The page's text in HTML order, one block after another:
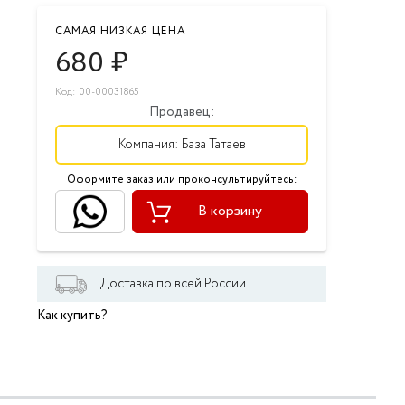
САМАЯ НИЗКАЯ ЦЕНА
680 ₽
Код: 00-00031865
Продавец:
Компания: База Татаев
Оформите заказ или проконсультируйтесь:
В корзину
Доставка по всей России
Как купить?